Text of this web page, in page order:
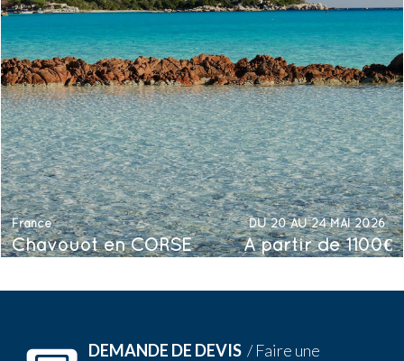
France DU 20 AU 24 MAI 2026
Chavouot en CORSE À partir de 1100€
DEMANDE DE DEVIS / Faire une